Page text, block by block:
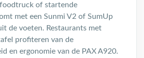
foodtruck of startende
met een Sunmi V2 of SumUp
de voeten. Restaurants met
profiteren van de
en ergonomie van de PAX A920.